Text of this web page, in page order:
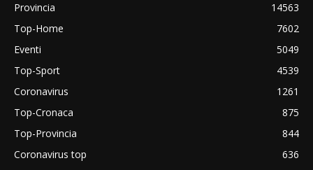
Provincia
14563
Top-Home
7602
Eventi
5049
Top-Sport
4539
Coronavirus
1261
Top-Cronaca
875
Top-Provincia
844
Coronavirus top
636